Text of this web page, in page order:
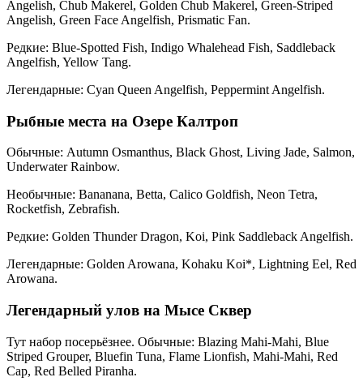
Angelish, Chub Makerel, Golden Chub Makerel, Green-Striped
Angelish, Green Face Angelfish, Prismatic Fan.
Редкие: Blue-Spotted Fish, Indigo Whalehead Fish, Saddleback
Angelfish, Yellow Tang.
Легендарные: Cyan Queen Angelfish, Peppermint Angelfish.
Рыбные места на Озере Калтроп
Обычные: Autumn Osmanthus, Black Ghost, Living Jade, Salmon,
Underwater Rainbow.
Необычные: Bananana, Betta, Calico Goldfish, Neon Tetra,
Rocketfish, Zebrafish.
Редкие: Golden Thunder Dragon, Koi, Pink Saddleback Angelfish.
Легендарные: Golden Arowana, Kohaku Koi*, Lightning Eel, Red
Arowana.
Легендарный улов на Мысе Сквер
Тут набор посерьёзнее. Обычные: Blazing Mahi-Mahi, Blue
Striped Grouper, Bluefin Tuna, Flame Lionfish, Mahi-Mahi, Red
Cap, Red Belled Piranha.